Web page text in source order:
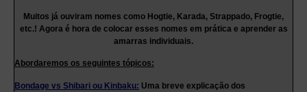
Muitos já ouviram nomes como Hogtie, Karada, Strappado, Frogtie,
etc.! Agora é hora de colocar esses nomes em prática e aprender as
amarras individuais.
Abordaremos os seguintes tópicos:
Bondage vs Shibari ou Kinbaku: Uma breve explicação dos